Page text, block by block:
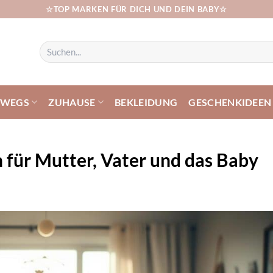
☆TOP MARKEN FÜR DICH UND DEIN BABY☆
Suchen
nach:
ZUHAUSE BEKLEIDUNG GESCHENKIDEEN
für Mutter, Vater und das Baby